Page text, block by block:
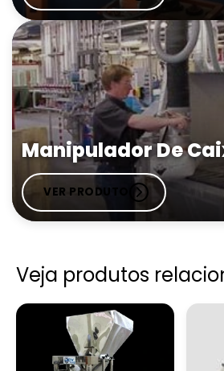
Comprar Manipulador A
Chapas
Manipulador A Vácuo Para
Comprar Manipulador À
Manipulador À Vácuo Para
Comprar Manipulador De Alta
Comprar Manipulador De
Manipulador De Alta Rigidez
Manipulador De
VER PRODUTO
Veja produtos